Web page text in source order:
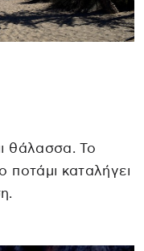
θάλασσα. Το
ποτάμι καταλήγει